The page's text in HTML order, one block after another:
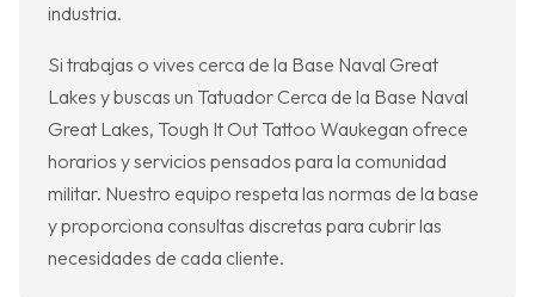
industria.
Si trabajas o vives cerca de la Base Naval Great
Lakes y buscas un Tatuador Cerca de la Base Naval
Great Lakes, Tough It Out Tattoo Waukegan ofrece
horarios y servicios pensados para la comunidad
militar. Nuestro equipo respeta las normas de la base
y proporciona consultas discretas para cubrir las
necesidades de cada cliente.